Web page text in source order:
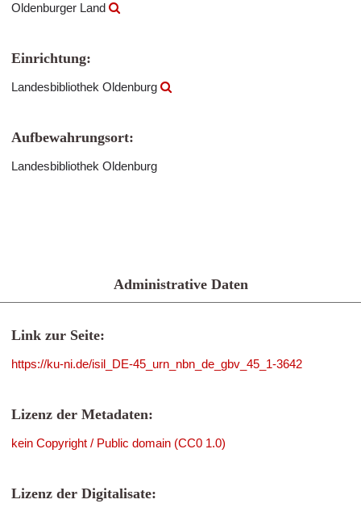
Oldenburger Land
Einrichtung:
Landesbibliothek Oldenburg
Aufbewahrungsort:
Landesbibliothek Oldenburg
Administrative Daten
Link zur Seite:
https://ku-ni.de/isil_DE-45_urn_nbn_de_gbv_45_1-3642
Lizenz der Metadaten:
kein Copyright / Public domain (CC0 1.0)
Lizenz der Digitalisate: